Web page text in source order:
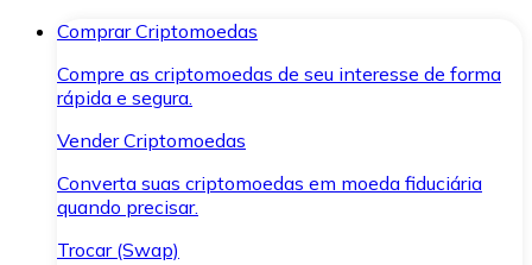
Comprar Criptomoedas
Compre as criptomoedas de seu interesse de forma
rápida e segura.
Vender Criptomoedas
Converta suas criptomoedas em moeda fiduciária
quando precisar.
Trocar (Swap)